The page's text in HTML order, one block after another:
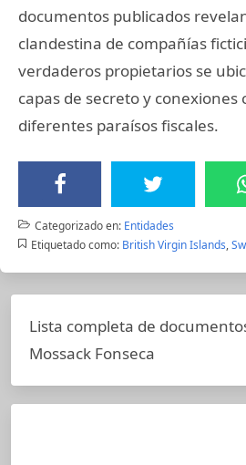
documentos publicados
clandestina de compañías
verdaderos propietarios se
capas de secreto y conexiones
diferentes paraísos fiscales.
Categorizado en: Entidades
Etiquetado como: British Virgin Islands,
Lista completa de
Mossack Fonseca